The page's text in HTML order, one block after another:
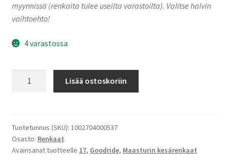
myynnissä (renkaita tulee useilta varastoilta). Valitse halvin
vaihtoehto!
4 varastossa
OWL
määrä
Lisää ostoskoriin
Tuotetunnus (SKU): 1002704000537
Osasto: Renkaat
Avainsanat tuotteelle 17, Goodride, Maasturin kesärenkaat